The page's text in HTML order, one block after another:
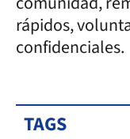
rápidos,
confidenciales.
TAGS